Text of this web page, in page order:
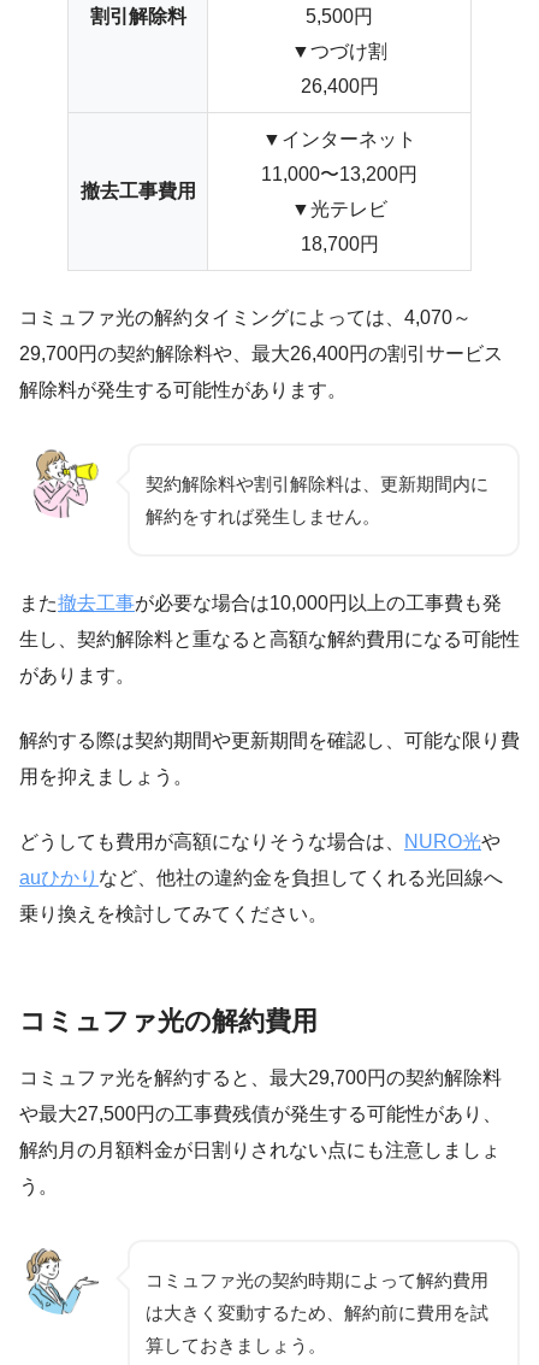
割引解除料
5,500円
▼つづけ割
26,400円
撤去工事費用
▼インターネット
11,000〜13,200円
▼光テレビ
18,700円
コミュファ光の解約タイミングによっては、4,070～
29,700円の契約解除料や、最大26,400円の割引サービス
解除料が発生する可能性があります。
契約解除料や割引解除料は、更新期間内に
解約をすれば発生しません。
また撤去工事が必要な場合は10,000円以上の工事費も発
生し、契約解除料と重なると高額な解約費用になる可能性
があります。
解約する際は契約期間や更新期間を確認し、可能な限り費
用を抑えましょう。
どうしても費用が高額になりそうな場合は、 NURO光や
auひかり など、他社の違約金を負担してくれる光回線へ
乗り換えを検討してみてください。
コミュファ光の解約費用
コミュファ光を解約すると、最大29,700円の契約解除料
や最大27,500円の工事費残債が発生する可能性があり、
解約月の月額料金が日割りされない点にも注意しましょ
う。
コミュファ光の契約時期によって解約費用
は大きく変動するため、解約前に費用を試
算しておきましょう。